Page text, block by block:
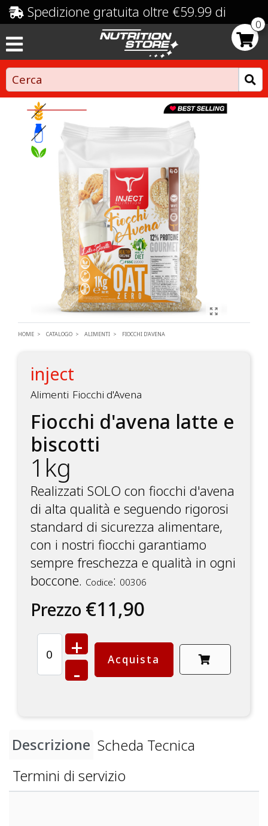
Spedizione gratuita oltre €59.99 di
spesa
0
HOME CATALOGO ALIMENTI FIOCCHI D'AVENA
inject
Alimenti Fiocchi d'Avena
Fiocchi d'avena latte e
biscotti
1kg
Realizzati SOLO con fiocchi d'avena
di alta qualità e seguendo rigorosi
standard di sicurezza alimentare,
con i nostri fiocchi garantiamo
sempre freschezza e qualità in ogni
boccone. Codice: 00306
Prezzo €11,90
+
-
Acquista
Descrizione Scheda Tecnica
Termini di servizio